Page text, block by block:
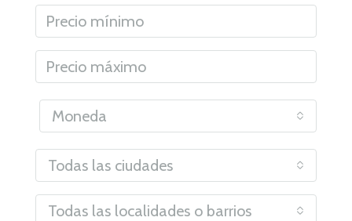
Moneda
Todas las ciudades
Todas las localidades o barrios